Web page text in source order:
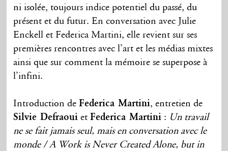
ni isolée, toujours indice potentiel du passé, du
présent et du futur. En conversation avec Julie
Enckell et Federica Martini, elle revient sur ses
premières rencontres avec l’art et les médias mixtes
ainsi que sur comment la mémoire se superpose à
l’infini.
Introduction deFederica Martini, entretien de
Silvie Defraoui etFederica Martini : Un travail
ne se fait jamais seul, mais en conversation avec le
monde / A Work is Never Created Alone, but in